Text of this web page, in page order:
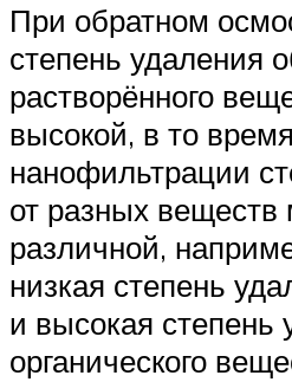
При обратном
степень удаления
растворённого
высокой, в то
нанофильтрации
от разных
различной,
низкая степень
и высокая степень
органического